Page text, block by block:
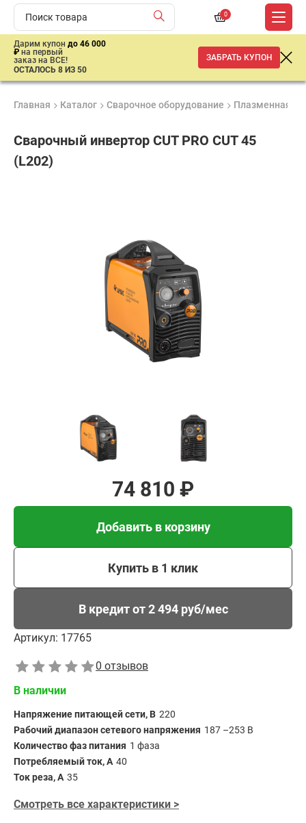
0
Дарим купон до 46 000
₽ на первый
заказ на ВСЕ!
ОСТАЛОСЬ 8 ИЗ 50
ЗАБРАТЬ КУПОН
Главная Каталог Сварочное оборудование Плазменная
Сварочный инвертор CUT PRO CUT 45
(L202)
74 810 ₽
Добавить в корзину
Купить в 1 клик
В кредит от 2 494 руб/мес
Артикул: 17765
0 отзывов
В наличии
Напряжение питающей сети, В 220
Рабочий диапазон сетевого напряжения 187 –253 В
Количество фаз питания 1 фаза
Потребляемый ток, А 40
Ток реза, А 35
Смотреть все характеристики >
Добавить в корзину
мес